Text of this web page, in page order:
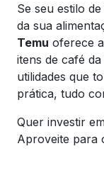
Se seu estilo
da sua
Temu oferece
itens de café
utilidades que
prática, tudo
Quer investir
Aproveite para